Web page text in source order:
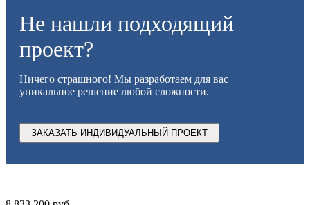
Не нашли подходящий
проект?
Ничего страшного! Мы разработаем для вас
уникальное решение любой сложности.
ЗАКАЗАТЬ ИНДИВИДУАЛЬНЫЙ ПРОЕКТ